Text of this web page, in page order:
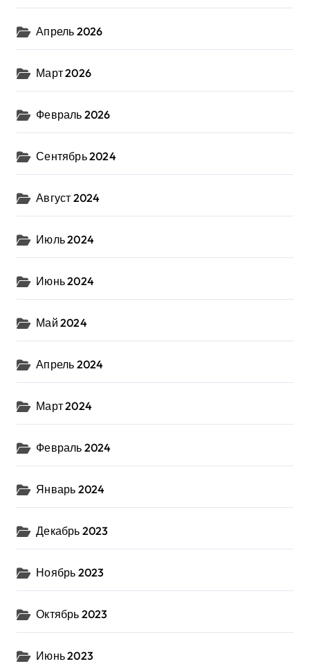
Апрель 2026
Март 2026
Февраль 2026
Сентябрь 2024
Август 2024
Июль 2024
Июнь 2024
Май 2024
Апрель 2024
Март 2024
Февраль 2024
Январь 2024
Декабрь 2023
Ноябрь 2023
Октябрь 2023
Июнь 2023